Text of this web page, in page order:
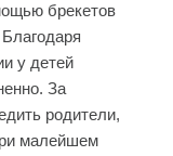
брекетов
у детей
За
родители,
малейшем